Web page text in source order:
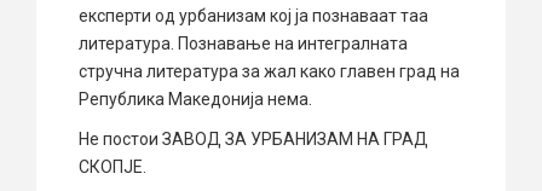
експерти од урбанизам кој ја познаваат таа
литература. Познавање на интегралната
стручна литература за жал како главен град на
Република Македонија нема.
Не постои ЗАВОД ЗА УРБАНИЗАМ НА ГРАД
СКОПЈЕ.